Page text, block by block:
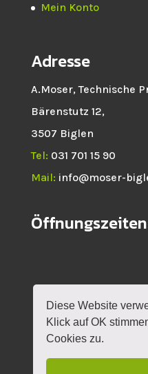
Diese Website
Klick auf OK
Cookies zu.
Mein Konto
Adresse
A.Moser, Technische
Bärenstutz 12,
3507 Biglen
Tel: 031 701 15 90
Mail: info@moser-
Öffnungszeiten
HOME NEWS
VERANSTALTUNGEN